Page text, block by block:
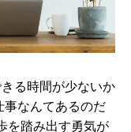
る時間が少ないか
事なんてあるのだ
を踏み出す勇気が